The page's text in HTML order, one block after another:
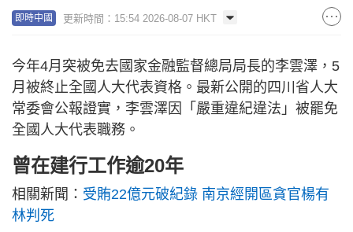
即時中國 更新時間：15:54 2026-08-07 HKT
今年4月突被免去國家金融監督總局局長的李雲澤，5
月被終止全國人大代表資格。最新公開的四川省人大
常委會公報證實，李雲澤因「嚴重違紀違法」被罷免
全國人大代表職務。
曾在建行工作逾20年
相關新聞： 受賄22億元破紀錄 南京經開區貪官楊有
林判死